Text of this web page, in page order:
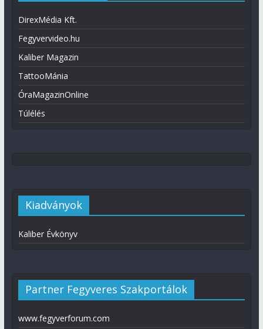
DirexMédia Kft.
Fegyvervideo.hu
Kaliber Magazin
TattooMánia
ÓraMagazinOnline
Túlélés
Kiadványok
Kaliber Évkönyv
Partner Fegyveres Szakportálok
www.fegyverforum.com